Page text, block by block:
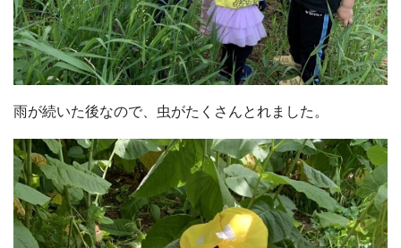
雨が続いた後なので、虫がたくさんとれました。